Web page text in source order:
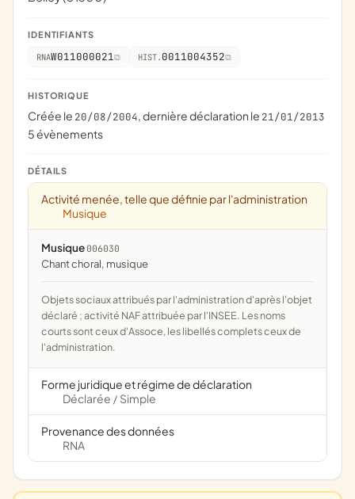
IDENTIFIANTS
RNAW011000021 HIST. 0011004352
HISTORIQUE
Créée le 20/08/2004, dernière déclaration le 21/01/2013
5 évènements
DÉTAILS
Activité menée, telle que définie par l'administration
Musique
Musique 006030
chant choral, musique
Objets sociaux attribués par l'administration d'après l'objet
déclaré ; activité NAF attribuée par l'INSEE. Les noms
courts sont ceux d'Assoce, les libellés complets ceux de
l'administration.
Forme juridique et régime de déclaration
Déclarée / Simple
Provenance des données
RNA